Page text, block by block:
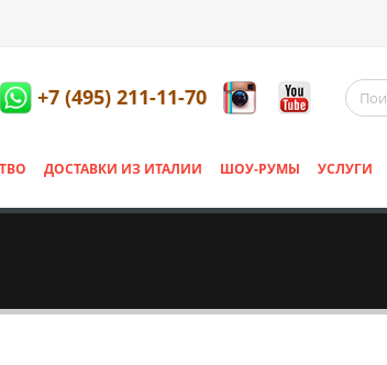
+7 (495) 211-11-70
ДОСТАВКИ ИЗ ИТАЛИИ ШОУ-РУМЫ УСЛУГИ